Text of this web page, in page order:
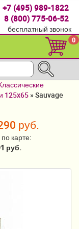
+7 (495) 989-1822
8 (800) 775-06-52
бесплатный звонок
0
125x65 »Sauvage
руб.
карте:
руб.